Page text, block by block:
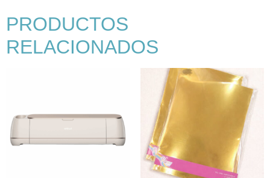
PRODUCTOS
RELACIONADOS